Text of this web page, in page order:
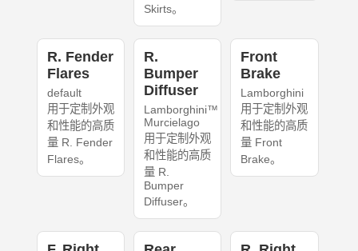
Skirts。
R. Fender
Flares
default
用于定制外观
和性能的高质
量 R. Fender
Flares。
R.
Bumper
Diffuser
Lamborghini™
Murcielago
用于定制外观
和性能的高质
量 R.
Bumper
Diffuser。
Front
Brake
Lamborghini
用于定制外观
和性能的高质
量 Front
Brake。